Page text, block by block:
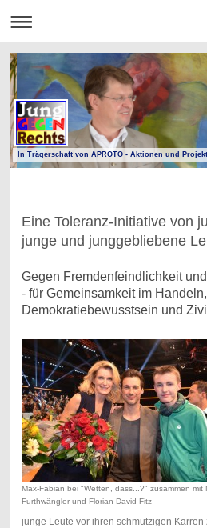
In Trägerschaft von APROTO - Aktionen und
Eine Toleranz-Initiative von
junge und junggebliebene
Gegen Fremdenfeindlichkeit
- für Gemeinsamkeit im Handeln,
Demokratiebewusstsein und
Max-Fabian bei "Wetten, dass...?" zusammen mit
Furthwängler und Florian David Fitz
junge Leute vor ihren schmutzigen Karren